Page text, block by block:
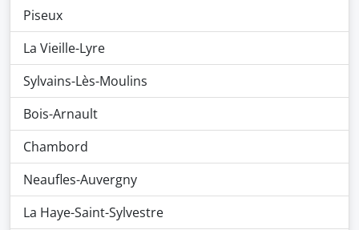
Piseux
La Vieille-Lyre
Sylvains-Lès-Moulins
Bois-Arnault
Chambord
Neaufles-Auvergny
La Haye-Saint-Sylvestre